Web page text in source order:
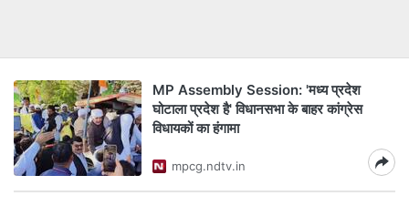
MP Assembly Session: 'मध्य प्रदेश
घोटाला प्रदेश है' विधानसभा के बाहर कांग्रेस
विधायकों का हंगामा
mpcg.ndtv.in